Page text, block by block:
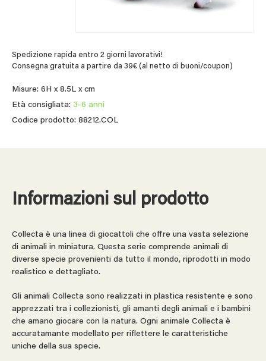
Spedizione rapida entro 2 giorni lavorativi!
Consegna gratuita a partire da 39€ (al netto di buoni/coupon)
Misure: 6H x 8.5L x cm
Età consigliata: 3-6 anni
Codice prodotto: 88212.COL
Informazioni sul prodotto
Collecta è una linea di giocattoli che offre una vasta selezione
di animali in miniatura. Questa serie comprende animali di
diverse specie provenienti da tutto il mondo, riprodotti in modo
realistico e dettagliato.
Gli animali Collecta sono realizzati in plastica resistente e sono
apprezzati tra i collezionisti, gli amanti degli animali e i bambini
che amano giocare con la natura. Ogni animale Collecta è
accuratamante modellato per riflettere le caratteristiche
uniche della sua specie.